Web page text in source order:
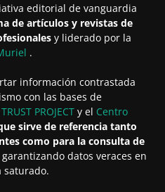
editorial de vanguardia
de artículos y revistas de
y liderado por la
.
información contrastada
con las bases de
PROJECT y el Centro
sirve de referencia tanto
como para la consulta de
garantizando datos veraces en
saturado.